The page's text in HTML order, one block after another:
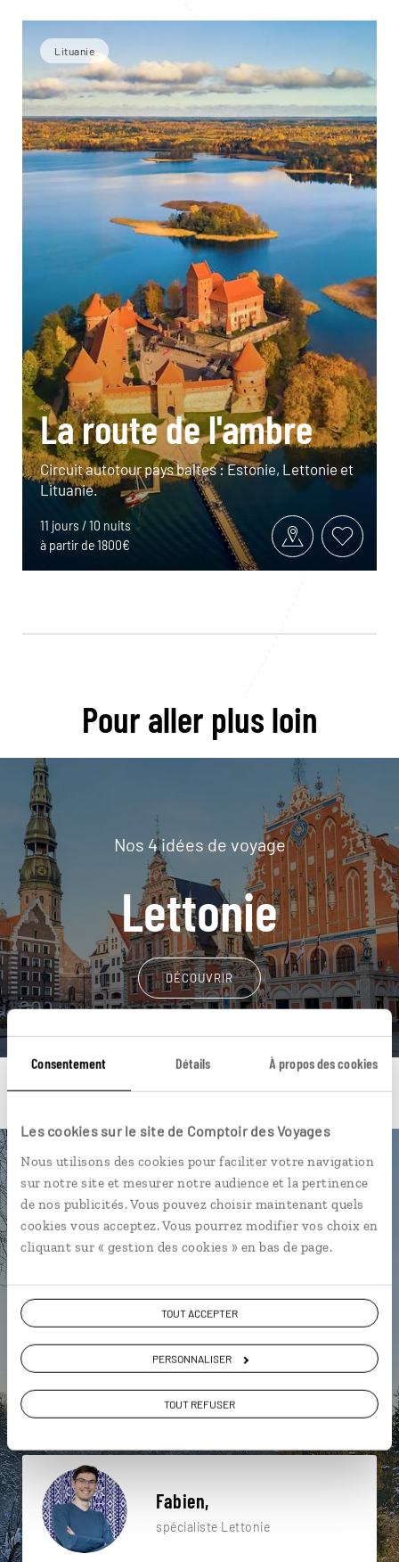
Consentement Détails À propos des cookies
Les cookies sur le site de Comptoir des Voyages
Nous utilisons des cookies pour faciliter votre navigation
sur notre site et mesurer notre audience et la pertinence
de nos publicités. Vous pouvez choisir maintenant quels
cookies vous acceptez. Vous pourrez modifier vos choix en
cliquant sur « gestion des cookies » en bas de page.
TOUT ACCEPTER
PERSONNALISER
TOUT REFUSER
Lituanie
La route de l'ambre
Circuit autotour pays baltes : Estonie, Lettonie et
Lituanie.
11 jours / 10 nuits
à partir de 1800€
Pour aller plus loin
Nos 4 idées de voyage
Lettonie
DÉCOUVRIR
Une envie de voyage
particulière ?
Eglise Saint-Pierre Mer Baltique Riga
Citadelle de Toompea Château de Cesis
Cloître de Pazaislis
Fabien,
spécialiste Lettonie